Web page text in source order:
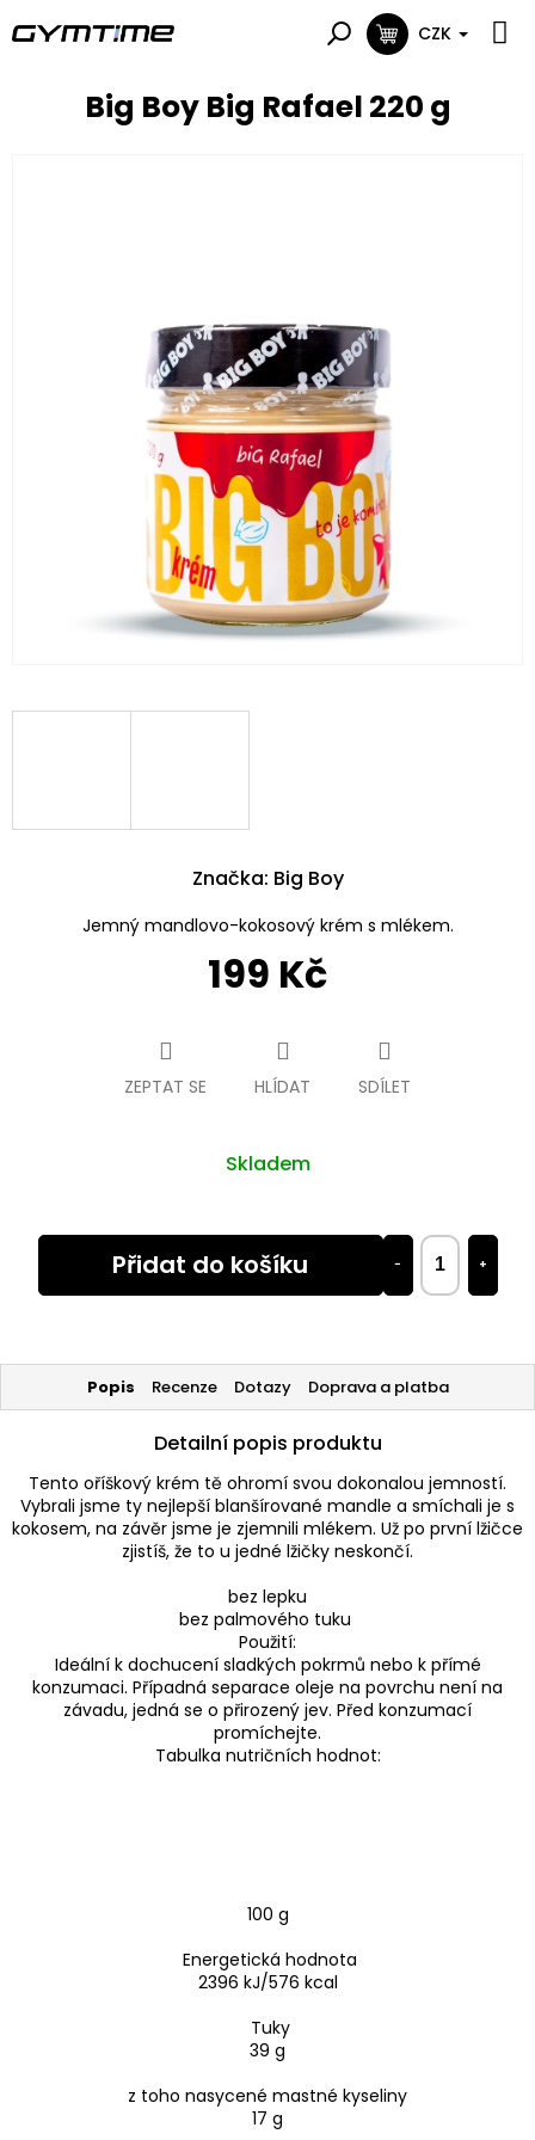
na
NÁKUPNÍ
CZK
Big Boy Big Rafael 220 g
199 Kč
Skladem
+
−
Přidat do košíku
Jemný mandlovo-kokosový krém s mlékem.
ZEPTAT SE HLÍDAT SDÍLET
Značka: Big Boy
Popis Recenze Dotazy Doprava a platba
Detailní popis produktu
Tento oříškový krém tě ohromí svou dokonalou jemností.
Vybrali jsme ty nejlepší blanšírované mandle a smíchali je s
kokosem, na závěr jsme je zjemnili mlékem. Už po první lžičce
zjistíš, že to u jedné lžičky neskončí.
bez lepku
bez palmového tuku
Použití:
Ideální k dochucení sladkých pokrmů nebo k přímé
konzumaci. Případná separace oleje na povrchu není na
závadu, jedná se o přirozený jev. Před konzumací
promíchejte.
Tabulka nutričních hodnot:
100 g
Energetická hodnota
2396 kJ/576 kcal
Tuky
39 g
z toho nasycené mastné kyseliny
17 g